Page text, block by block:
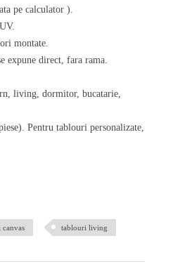
pe calculator ).
montate.
expune direct, fara rama.
living, dormitor, bucatarie,
Pentru tablouri personalizate,
tablouri living